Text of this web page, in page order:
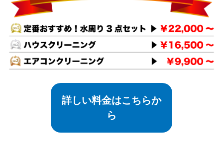
詳しい料金はこちらか
ら